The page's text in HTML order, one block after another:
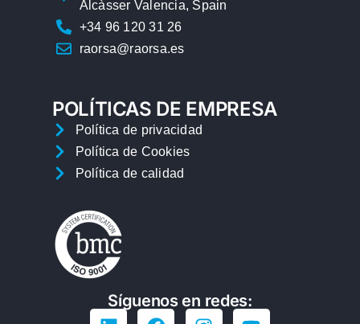
Alcàsser Valencia, Spain
+34 96 120 31 26
raorsa@raorsa.es
POLÍTICAS DE EMPRESA
Política de privacidad
Política de Cookies
Política de calidad
Síguenos en redes: